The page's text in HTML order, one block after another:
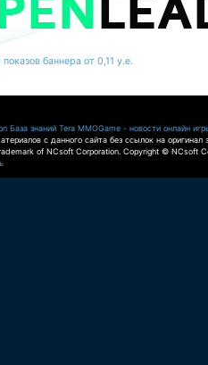
баннера от 0,11 у.е.
База знаний Tera MMOGame - новости онлайн
с данного сайта без ссылок на оригинал
of NCsoft Corporation. Copyright © NCsoft